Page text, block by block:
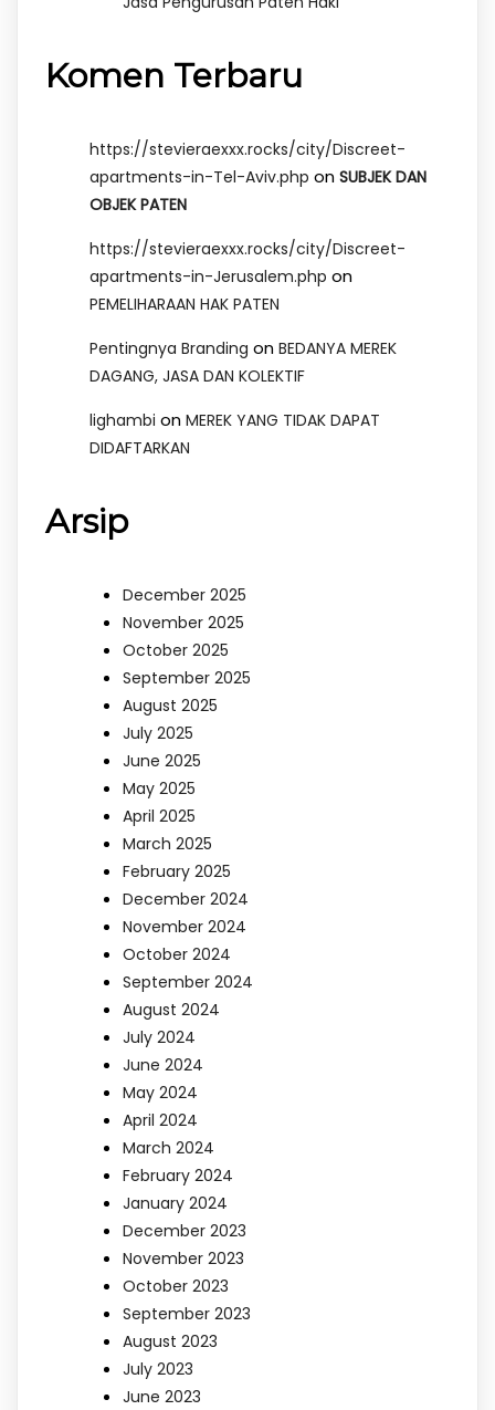
Komen Terbaru
https://stevieraexxx.rocks/city/Discreet-
apartments-in-Tel-Aviv.php on SUBJEK DAN
OBJEK PATEN
https://stevieraexxx.rocks/city/Discreet-
apartments-in-Jerusalem.php on
PEMELIHARAAN HAK PATEN
Pentingnya Branding on BEDANYA MEREK
DAGANG, JASA DAN KOLEKTIF
lighambi on MEREK YANG TIDAK DAPAT
DIDAFTARKAN
Arsip
December 2025
November 2025
October 2025
September 2025
August 2025
July 2025
June 2025
May 2025
April 2025
March 2025
February 2025
December 2024
November 2024
October 2024
September 2024
August 2024
July 2024
June 2024
May 2024
April 2024
March 2024
February 2024
January 2024
December 2023
November 2023
October 2023
September 2023
August 2023
July 2023
June 2023